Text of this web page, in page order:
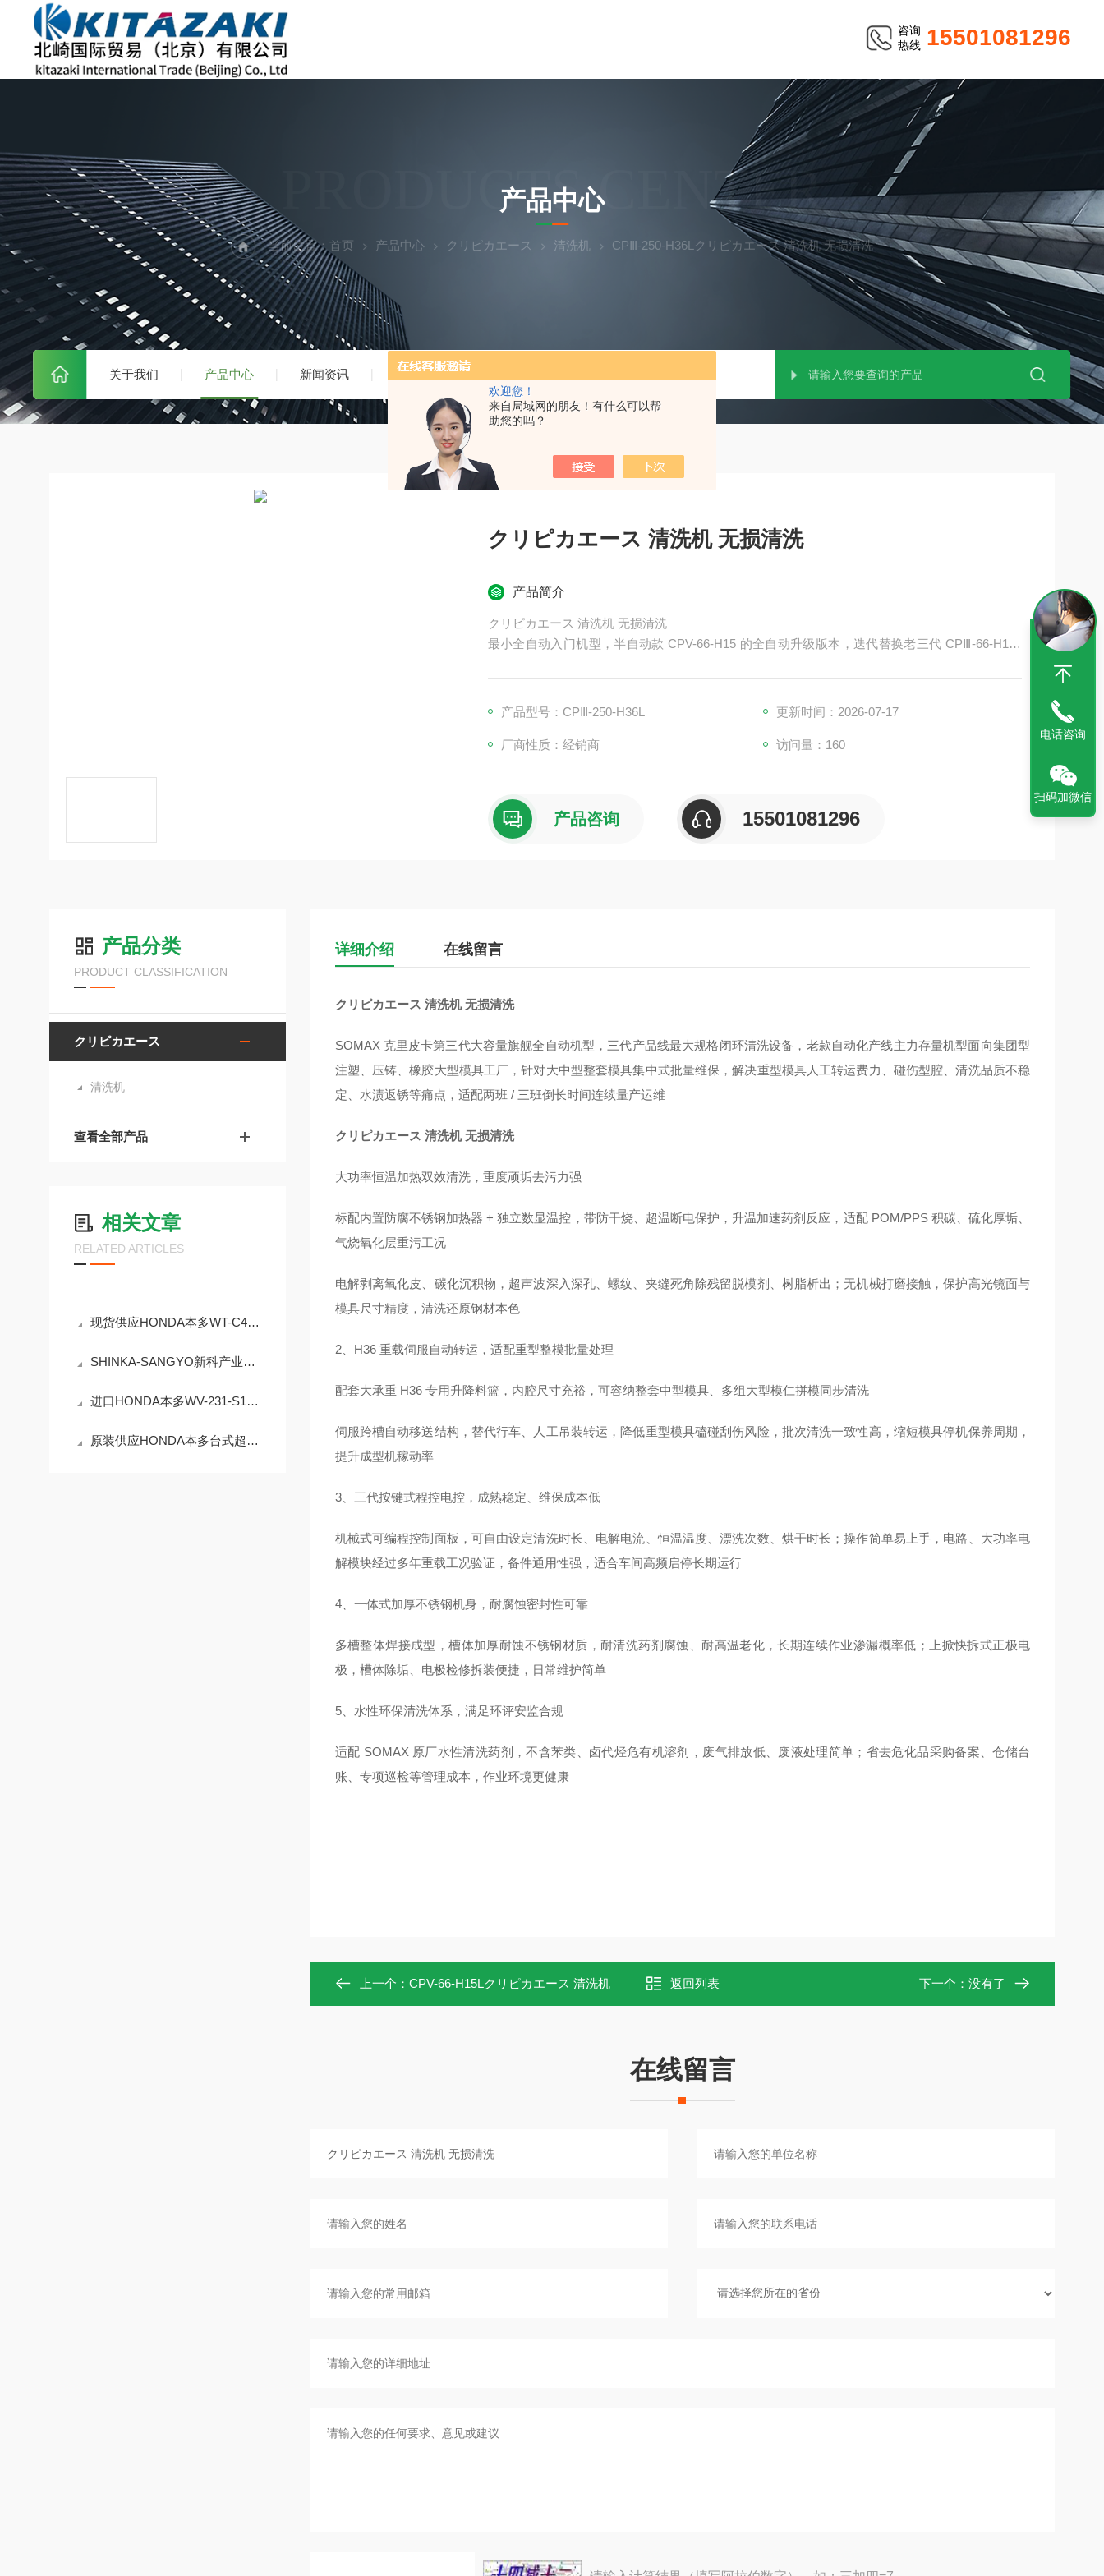
欢迎您！
来自局域网的朋友！有什么可以帮
助您的吗？
咨询
热线 15501081296
关于我们 产品中心 新闻资讯 技术文章
PRODUCTS CENTER
产品中心
当前位置： 首页 产品中心 クリピカエース 清洗机 CPⅢ-250-H36Lクリピカエース 清洗机 无损清洗
クリピカエース 清洗机 无损清洗
产品简介
クリピカエース 清洗机 无损清洗
最小全自动入门机型，半自动款 CPV-66-H15 的全自动升级版本，迭代替换老三代 CPⅢ-66-H15L
返锈痛点
产品型号：CPⅢ-250-H36L 更新时间：2026-07-17
厂商性质：经销商 访问量：160
产品咨询 15501081296
产品分类
PRODUCT CLASSIFICATION
クリピカエース
清洗机
查看全部产品
相关文章
RELATED ARTICLES
现货供应HONDA本多WT-C401台式超声波清洗机
SHINKA-SANGYO新科产业台式超声波清洗机SK5200HP
进口HONDA本多WV-231-S1减压循环型超声波清洗机
原装供应HONDA本多台式超声波清洗机WTC-408
详细介绍 在线留言
クリピカエース 清洗机 无损清洗
SOMAX 克里皮卡第三代大容量旗舰全自动机型，三代产品线最大规格闭环清洗设备，老款自动化产线主力存量机型面向集团型
注塑、压铸、橡胶大型模具工厂，针对大中型整套模具集中式批量维保，解决重型模具人工转运费力、碰伤型腔、清洗品质不稳
定、水渍返锈等痛点，适配两班 / 三班倒长时间连续量产运维
クリピカエース 清洗机 无损清洗
大功率恒温加热双效清洗，重度顽垢去污力强
标配内置防腐不锈钢加热器 + 独立数显温控，带防干烧、超温断电保护，升温加速药剂反应，适配 POM/PPS 积碳、硫化厚垢、
气烧氧化层重污工况
电解剥离氧化皮、碳化沉积物，超声波深入深孔、螺纹、夹缝死角除残留脱模剂、树脂析出；无机械打磨接触，保护高光镜面与
模具尺寸精度，清洗还原钢材本色
2、H36 重载伺服自动转运，适配重型整模批量处理
配套大承重 H36 专用升降料篮，内腔尺寸充裕，可容纳整套中型模具、多组大型模仁拼模同步清洗
伺服跨槽自动移送结构，替代行车、人工吊装转运，降低重型模具磕碰刮伤风险，批次清洗一致性高，缩短模具停机保养周期，
提升成型机稼动率
3、三代按键式程控电控，成熟稳定、维保成本低
机械式可编程控制面板，可自由设定清洗时长、电解电流、恒温温度、漂洗次数、烘干时长；操作简单易上手，电路、大功率电
解模块经过多年重载工况验证，备件通用性强，适合车间高频启停长期运行
4、一体式加厚不锈钢机身，耐腐蚀密封性可靠
多槽整体焊接成型，槽体加厚耐蚀不锈钢材质，耐清洗药剂腐蚀、耐高温老化，长期连续作业渗漏概率低；上掀快拆式正极电
极，槽体除垢、电极检修拆装便捷，日常维护简单
5、水性环保清洗体系，满足环评安监合规
适配 SOMAX 原厂水性清洗药剂，不含苯类、卤代烃危有机溶剂，废气排放低、废液处理简单；省去危化品采购备案、仓储台
账、专项巡检等管理成本，作业环境更健康
上一个： CPV-66-H15Lクリピカエース 清洗机 返回列表 下一个：没有了
在线留言
电话咨询
扫码加微信